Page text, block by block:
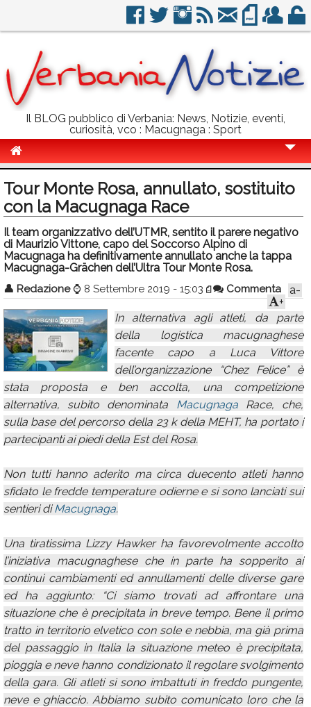
Il BLOG pubblico di Verbania: News, Notizie, eventi,
curiosità, vco : Macugnaga : Sport
Politica
Sport
Eventi
Calendario
Annunci
Tour Monte Rosa, annullato, sostituito
con la Macugnaga Race
Il team organizzativo dell’UTMR, sentito il parere negativo
di Maurizio Vittone, capo del Soccorso Alpino di
Macugnaga ha definitivamente annullato anche la tappa
Macugnaga-Grächen dell’Ultra Tour Monte Rosa.
👤 Redazione ⌚ 8 Settembre 2019 - 15:03 Commenta
a-
+
In alternativa agli atleti, da parte
della logistica macugnaghese
facente capo a Luca Vittore
dell’organizzazione “Chez Felice” è
stata proposta e ben accolta, una competizione
alternativa, subito denominata MacugnagaRace, che,
sulla base del percorso della 23 k della MEHT, ha portato i
partecipanti ai piedi della Est del Rosa.
Non tutti hanno aderito ma circa duecento atleti hanno
sfidato le fredde temperature odierne e si sono lanciati sui
sentieri diMacugnaga.
Una tiratissima Lizzy Hawker ha favorevolmente accolto
l’iniziativa macugnaghese che in parte ha sopperito ai
continui cambiamenti ed annullamenti delle diverse gare
ed ha aggiunto: “Ci siamo trovati ad affrontare una
situazione che è precipitata in breve tempo. Bene il primo
tratto in territorio elvetico con sole e nebbia, ma già prima
del passaggio in Italia la situazione meteo è precipitata,
pioggia e neve hanno condizionato il regolare svolgimento
della gara. Gli atleti si sono imbattuti in freddo pungente,
neve e ghiaccio. Abbiamo subito comunicato loro che la